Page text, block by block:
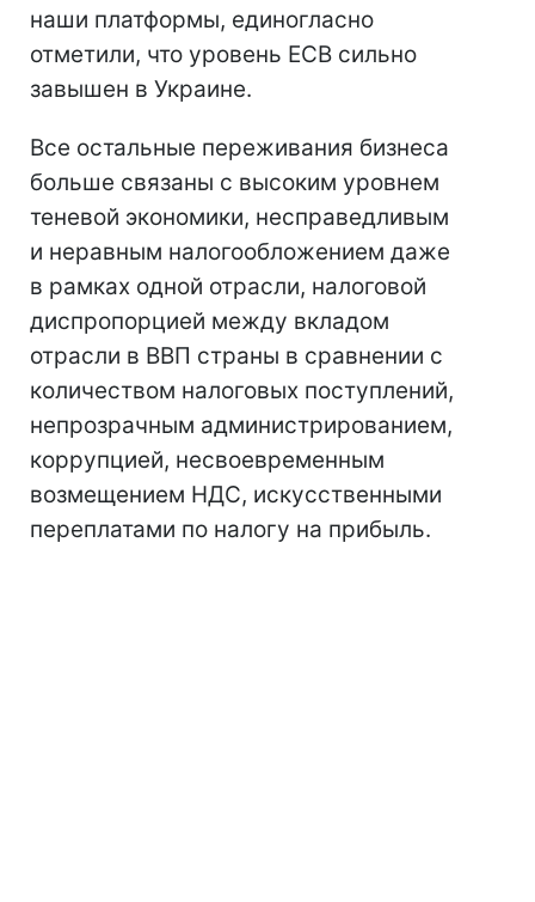
наши платформы, единогласно
отметили, что уровень ЕСВ сильно
завышен в Украине.
Все остальные переживания бизнеса
больше связаны с высоким уровнем
теневой экономики, несправедливым
и неравным налогообложением даже
в рамках одной отрасли, налоговой
диспропорцией между вкладом
отрасли в ВВП страны в сравнении с
количеством налоговых поступлений,
непрозрачным администрированием,
коррупцией, несвоевременным
возмещением НДС, искусственными
переплатами по налогу на прибыль.